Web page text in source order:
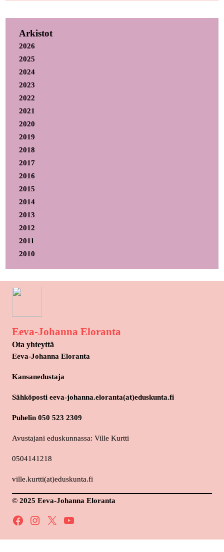
Arkistot
2026
2025
2024
2023
2022
2021
2020
2019
2018
2017
2016
2015
2014
2013
2012
2011
2010
Eeva-Johanna Eloranta
Ota yhteyttä
Eeva-Johanna Eloranta
Kansanedustaja
Sähköposti eeva-johanna.eloranta(at)eduskunta.fi
Puhelin 050 523 2309
Avustajani eduskunnassa: Ville Kurtti
0504141218
ville.kurtti(at)eduskunta.fi
© 2025 Eeva-Johanna Eloranta
Facebook Instagram X YouTube